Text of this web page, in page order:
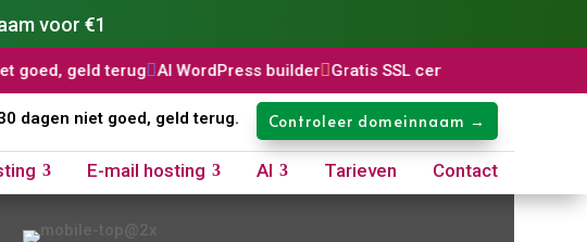
voor €1
terugAI WordPress builderGratis SSL certificaatDomeinnaam: €8,99
dagen niet goed, geld terug. Controleer domeinnaam →
E-mail hosting AI Tarieven Contact